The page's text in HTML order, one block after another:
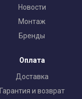
Новости
Монтаж
Бренды
Оплата
Доставка
Гарантия и возврат